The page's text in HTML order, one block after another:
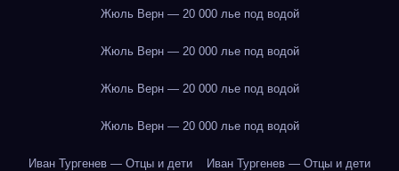
Жюль Верн — 20 000 лье под водой
Жюль Верн — 20 000 лье под водой
Жюль Верн — 20 000 лье под водой
Жюль Верн — 20 000 лье под водой
Иван Тургенев — Отцы и дети Иван Тургенев — Отцы и дети